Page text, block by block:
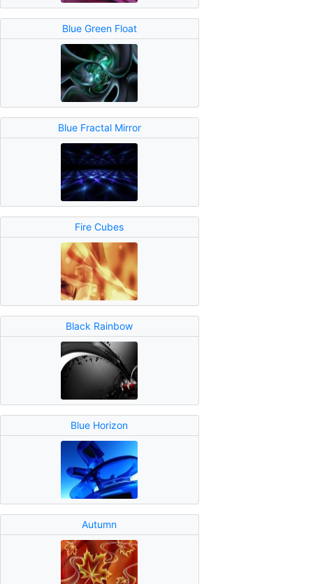
Blue Green Float
Blue Fractal Mirror
Fire Cubes
Black Rainbow
Blue Horizon
Autumn